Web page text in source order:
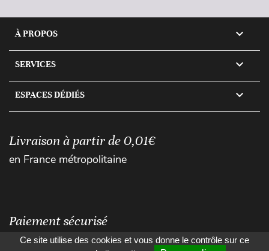
À PROPOS 
SERVICES 
ESPACES DÉDIÉS 
Livraison à partir de 0,01€
en France métropolitaine
Paiement sécurisé
Ce site utilise des cookies et vous donne le contrôle sur ce